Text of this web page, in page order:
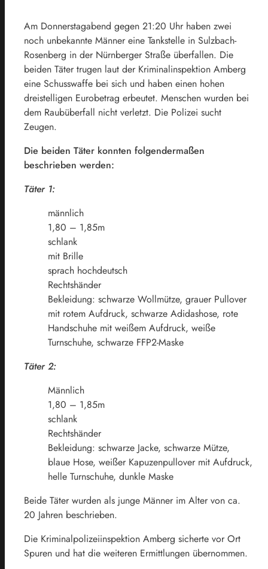
Am Donnerstagabend gegen 21:20 Uhr haben zwei
noch unbekannte Männer eine Tankstelle in Sulzbach-
Rosenberg in der Nürnberger Straße überfallen. Die
beiden Täter trugen laut der Kriminalinspektion Amberg
eine Schusswaffe bei sich und haben einen hohen
dreistelligen Eurobetrag erbeutet. Menschen wurden bei
dem Raubüberfall nicht verletzt. Die Polizei sucht
Zeugen.
Die beiden Täter konnten folgendermaßen
beschrieben werden:
Täter 1:
männlich
1,80 – 1,85m
schlank
mit Brille
sprach hochdeutsch
Rechtshänder
Bekleidung: schwarze Wollmütze, grauer Pullover
mit rotem Aufdruck, schwarze Adidashose, rote
Handschuhe mit weißem Aufdruck, weiße
Turnschuhe, schwarze FFP2-Maske
Täter 2:
Männlich
1,80 – 1,85m
schlank
Rechtshänder
Bekleidung: schwarze Jacke, schwarze Mütze,
blaue Hose, weißer Kapuzenpullover mit Aufdruck,
helle Turnschuhe, dunkle Maske
Beide Täter wurden als junge Männer im Alter von ca.
20 Jahren beschrieben.
Die Kriminalpolizeiinspektion Amberg sicherte vor Ort
Spuren und hat die weiteren Ermittlungen übernommen.